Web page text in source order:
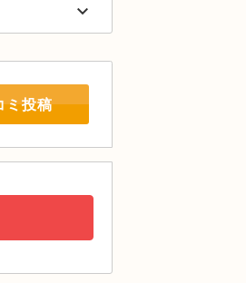
keyboard_arrow_down
ミ投稿